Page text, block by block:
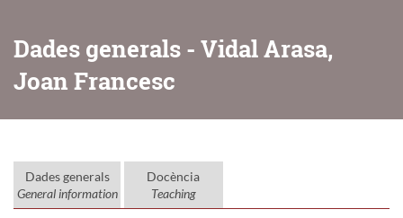
Dades generals - Vidal Arasa,
Joan Francesc
Dades generals
General information
Docència
Teaching